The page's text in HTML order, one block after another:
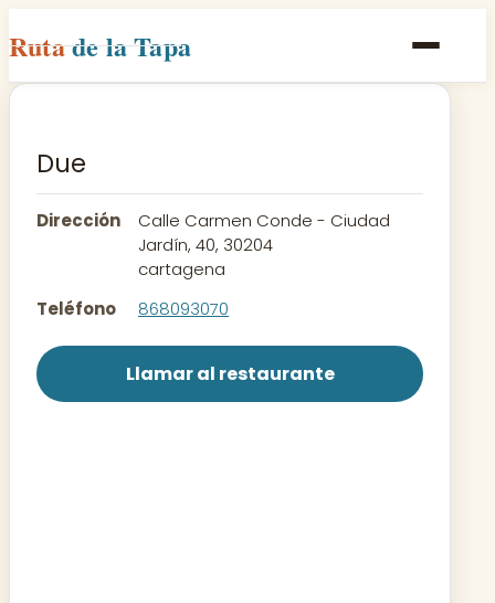
Rutade la Tapa
Inicio
Rutas
Contacto
Due
Dirección
Calle Carmen Conde - Ciudad
Jardín, 40, 30204
cartagena
Teléfono
868093070
Llamar al restaurante